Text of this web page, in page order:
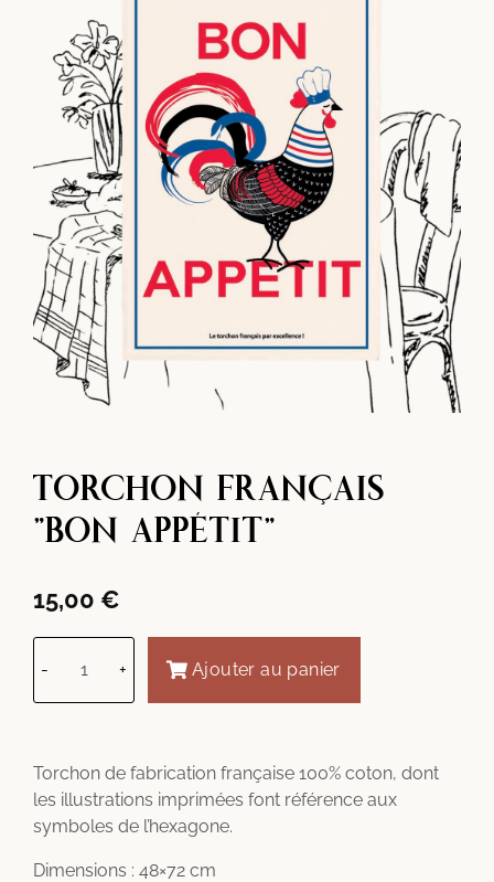
TORCHON FRANÇAIS
"BON APPÉTIT"
15,00 €
- + Ajouter au panier
Torchon de fabrication française 100% coton, dont
les illustrations imprimées font référence aux
symboles de l’hexagone.
Dimensions : 48×72 cm